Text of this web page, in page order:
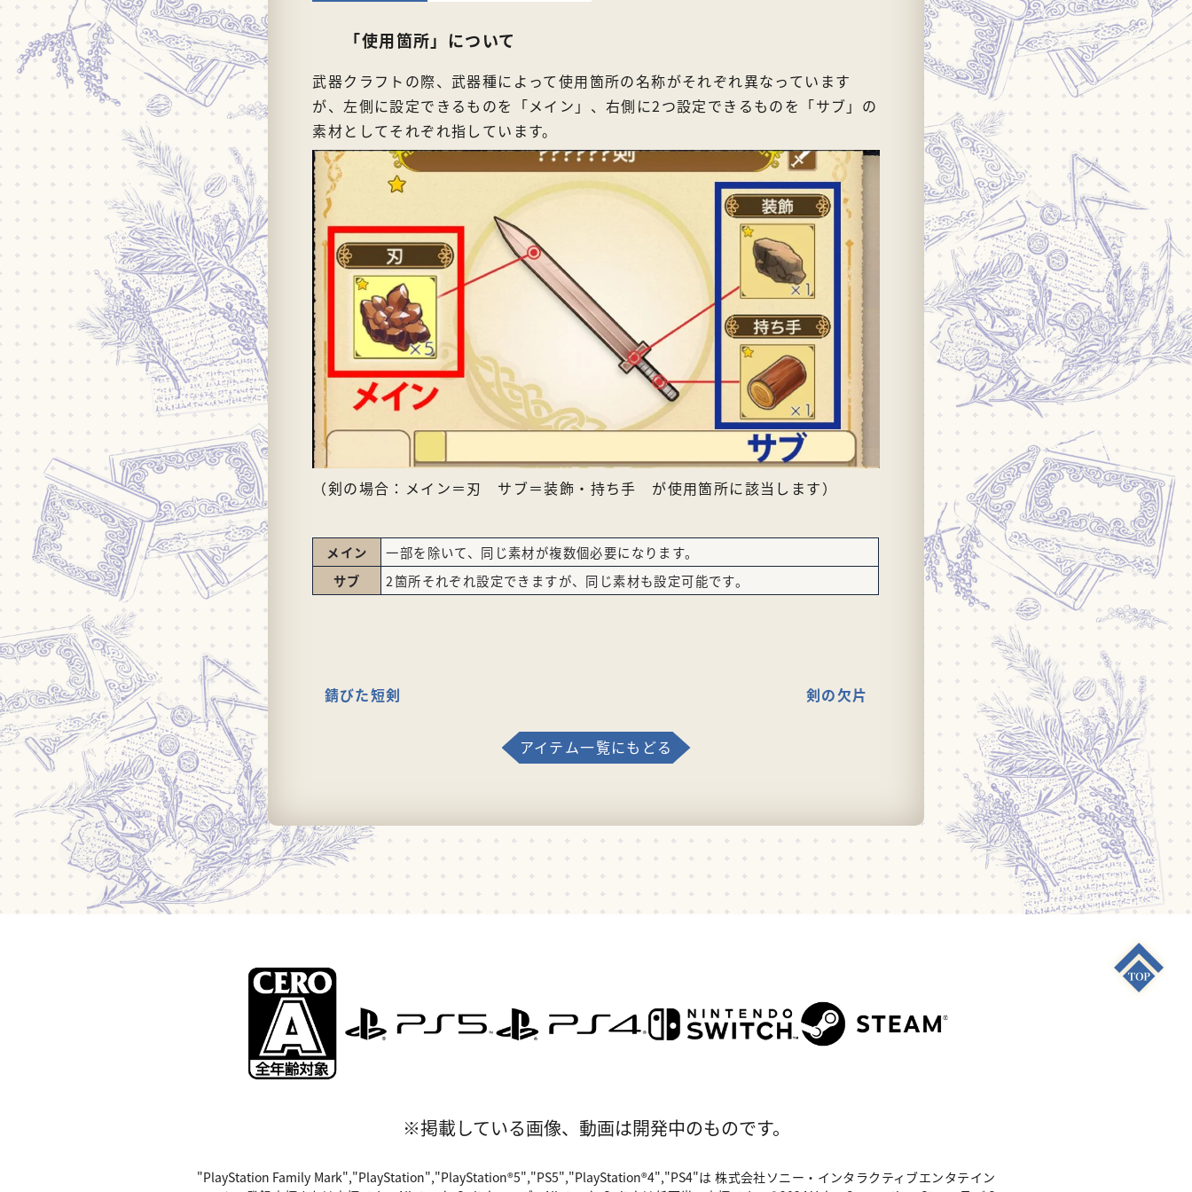
「使用箇所」について
武器クラフトの際、武器種によって使用箇所の名称がそれぞれ異なっています
が、左側に設定できるものを「メイン」、右側に2つ設定できるものを「サブ」の
素材としてそれぞれ指しています。
（剣の場合：メイン＝刃 サブ＝装飾・持ち手 が使用箇所に該当します）
メイン
一部を除いて、同じ素材が複数個必要になります。
サブ
2箇所それぞれ設定できますが、同じ素材も設定可能です。
錆びた短剣 剣の欠片
アイテム一覧にもどる
※掲載している画像、動画は開発中のものです。
"PlayStation Family Mark","PlayStation","PlayStation®5","PS5","PlayStation®4","PS4"は 株式会社ソニー・インタラクティブエンタテイン